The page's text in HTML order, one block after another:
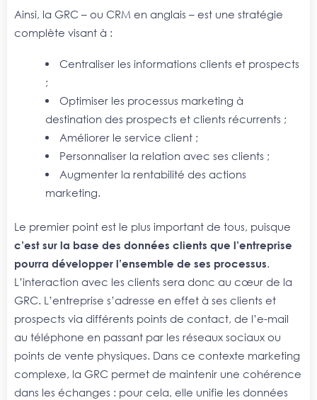
Ainsi, la GRC – ou CRM en anglais – est une stratégie
complète visant à :
Centraliser les informations clients et prospects
;
Optimiser les processus marketing à
destination des prospects et clients récurrents ;
Améliorer le service client ;
Personnaliser la relation avec ses clients ;
Augmenter la rentabilité des actions
marketing.
Le premier point est le plus important de tous, puisque
c’est sur la base des données clients que l’entreprise
pourra développer l’ensemble de ses processus.
L’interaction avec les clients sera donc au cœur de la
GRC. L’entreprise s’adresse en effet à ses clients et
prospects via différents points de contact, de l’e-mail
au téléphone en passant par les réseaux sociaux ou
points de vente physiques. Dans ce contexte marketing
complexe, la GRC permet de maintenir une cohérence
dans les échanges : pour cela, elle unifie les données